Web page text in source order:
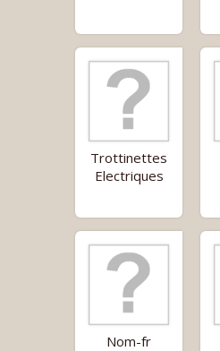
Trottinettes
Electriques
Nom-fr